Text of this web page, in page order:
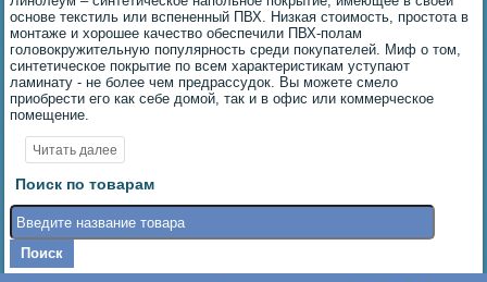
основе текстиль или вспененный ПВХ. Низкая стоимость, простота в
монтаже и хорошее качество обеспечили ПВХ-полам
головокружительную популярность среди покупателей. Миф о том,
синтетическое покрытие по всем характеристикам уступают
ламинату - не более чем предрассудок. Вы можете смело
приобрести его как себе домой, так и в офис или коммерческое
помещение.
Поиск по товарам